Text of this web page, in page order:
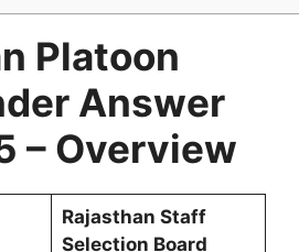
Platoon
Answer
– Overview
Rajasthan Staff
Selection Board